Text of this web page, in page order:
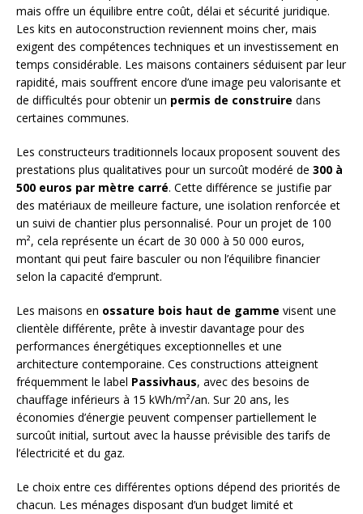
mais offre un équilibre entre coût, délai et sécurité juridique.
Les kits en autoconstruction reviennent moins cher, mais
exigent des compétences techniques et un investissement en
temps considérable. Les maisons containers séduisent par leur
rapidité, mais souffrent encore d’une image peu valorisante et
de difficultés pour obtenir un permis de construire dans
certaines communes.
Les constructeurs traditionnels locaux proposent souvent des
prestations plus qualitatives pour un surcoût modéré de 300 à
500 euros par mètre carré. Cette différence se justifie par
des matériaux de meilleure facture, une isolation renforcée et
un suivi de chantier plus personnalisé. Pour un projet de 100
m², cela représente un écart de 30 000 à 50 000 euros,
montant qui peut faire basculer ou non l’équilibre financier
selon la capacité d’emprunt.
Les maisons en ossature bois haut de gamme visent une
clientèle différente, prête à investir davantage pour des
performances énergétiques exceptionnelles et une
architecture contemporaine. Ces constructions atteignent
fréquemment le label Passivhaus, avec des besoins de
chauffage inférieurs à 15 kWh/m²/an. Sur 20 ans, les
économies d’énergie peuvent compenser partiellement le
surcoût initial, surtout avec la hausse prévisible des tarifs de
l’électricité et du gaz.
Le choix entre ces différentes options dépend des priorités de
chacun. Les ménages disposant d’un budget limité et